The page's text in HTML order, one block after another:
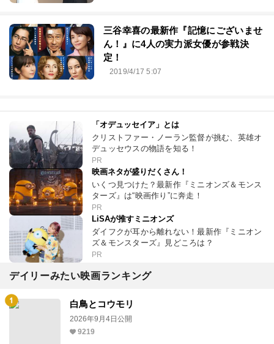
三谷幸喜の最新作『記憶にございませ
ん！』に4人の実力派女優が参戦決
定！
2019/4/17 5:07
「オデュッセイア」とは
クリストファー・ノーラン監督が挑む、英雄オ
デュッセウスの物語を知る！
PR
映画ネタが盛りだくさん！
いくつ見つけた？最新作『ミニオンズ＆モンス
ターズ』は“映画作り”に奔走！
PR
LiSAが推すミニオンズ
ダイフクが耳から離れない！最新作『ミニオン
ズ＆モンスターズ』見どころは？
PR
デイリーみたい映画ランキング
白鳥とコウモリ
2026年9月4日公開
9219